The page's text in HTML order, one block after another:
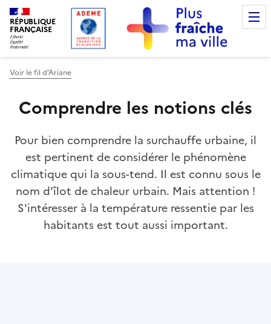
RÉPUBLIQUE
FRANÇAISE
Voir le fil d’Ariane
Comprendre les notions clés
Pour bien comprendre la surchauffe urbaine, il
est pertinent de considérer le phénomène
climatique qui la sous-tend. Il est connu sous le
nom d’îlot de chaleur urbain. Mais attention !
S'intéresser à la température ressentie par les
habitants est tout aussi important.